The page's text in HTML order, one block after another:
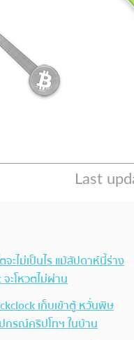
ะไม่เป็นไร แม้สัปดาห์นี้ร่าง
ะโหวตไม่ผ่าน
เก็บเข้าตู้ หวั่นพิษ
กรณ์คริปโทฯ ในบ้าน